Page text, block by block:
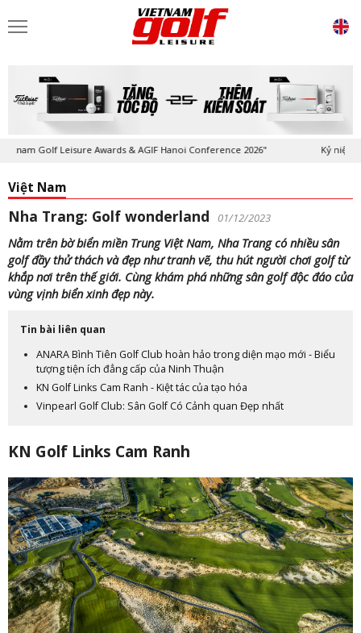
Leisure Awards & AGIF Hanoi Conference 2026" Kỷ niệm 20 năm
Việt Nam
Nha Trang: Golf wonderland 01/12/2023
Nằm trên bờ biển miền Trung Việt Nam, Nha Trang có nhiều sân
golf đầy thử thách và đẹp như tranh vẽ, thu hút người chơi golf từ
khắp nơi trên thế giới. Cùng khám phá những sân golf độc đáo của
vùng vịnh biển xinh đẹp này.
Tin bài liên quan
ANARA Bình Tiên Golf Club hoàn hảo trong diện mạo mới - Biểu
tượng tiện ích đẳng cấp của Ninh Thuận
KN Golf Links Cam Ranh - Kiệt tác của tạo hóa
Vinpearl Golf Club: Sân Golf Có Cảnh quan Đẹp nhất
KN Golf Links Cam Ranh